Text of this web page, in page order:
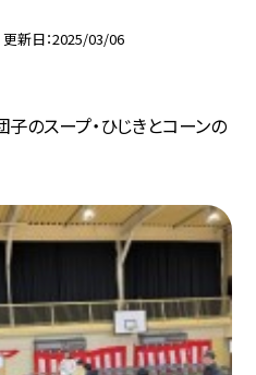
更新日 2025/03/06
子のスープ・ひじきとコーンの